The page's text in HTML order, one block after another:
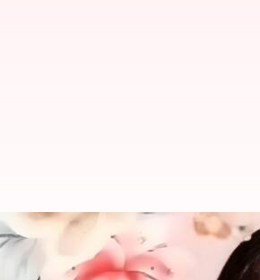
अमेरिका में 11 वर्षीय
लेखन Feb 20, 2025 05:12 pm